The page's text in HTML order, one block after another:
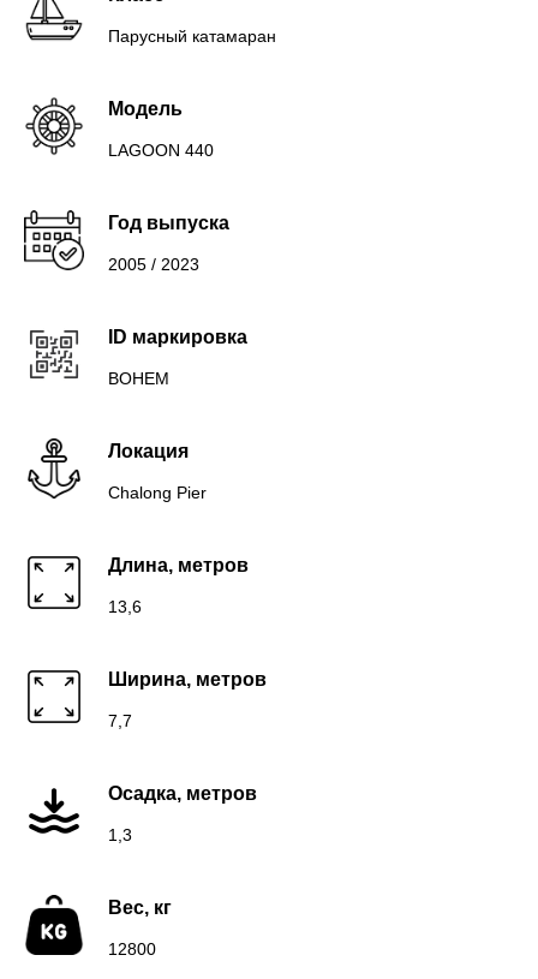
Парусный катамаран
Модель
LAGOON 440
Год выпуска
2005 / 2023
ID маркировка
BOHEM
Локация
Chalong Pier
Длина, метров
13,6
Ширина, метров
7,7
Осадка, метров
1,3
Вес, кг
12800